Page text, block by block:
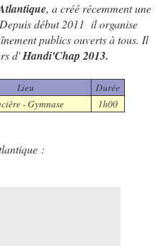
, a créé récemment une
début 2011 il organise
publics ouverts à tous. Il
d'Handi'Chap 2013.
Lieu
Durée
- Gymnase 1h00
: